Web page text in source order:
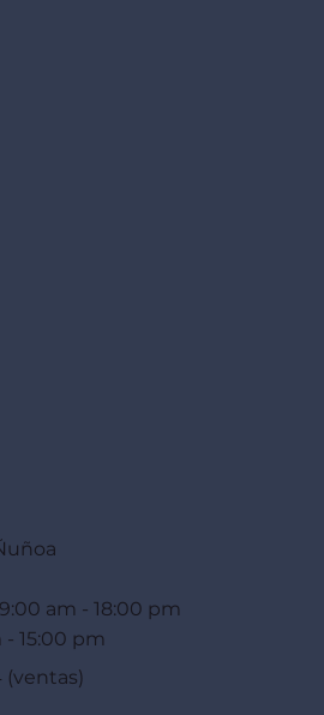
am - 18:00 pm
15:00 pm
(ventas)